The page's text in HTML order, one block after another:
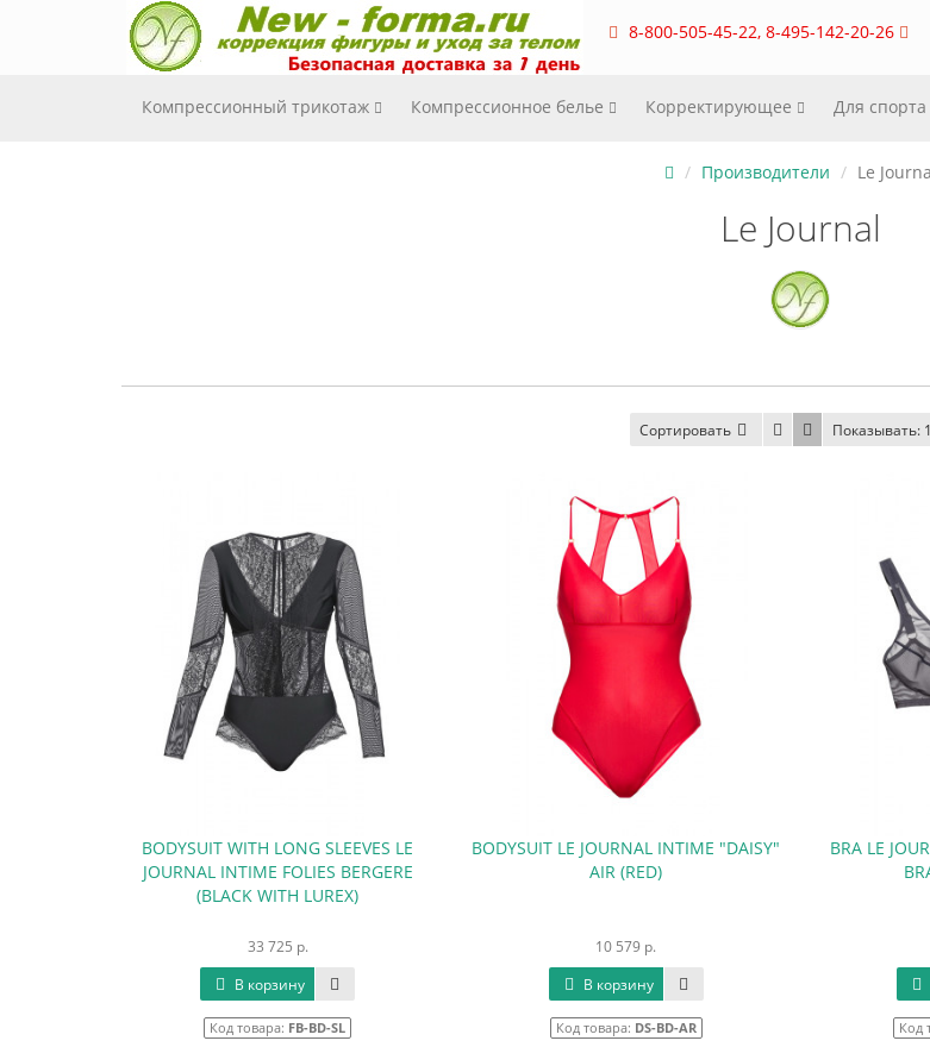
8-800-505-45-22, 8-495-142-20-26
Компрессионный трикотаж Компрессионное белье Корректирующее Для спорта
Производители Le
Le Journal
Сортировать Показывать:
BODYSUIT WITH LONG SLEEVES LE
JOURNAL INTIME FOLIES BERGERE
(BLACK WITH LUREX)
33 725 р.
В корзину
Код товара: FB-BD-SL
BODYSUIT LE JOURNAL INTIME "DAISY"
AIR (RED)
10 579 р.
В корзину
Код товара: DS-BD-AR
BRA LE
Код